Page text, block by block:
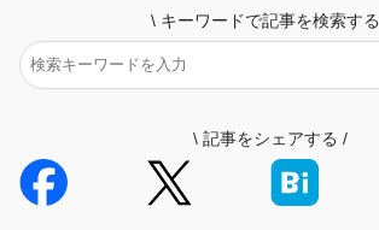
\ キーワードで記事を検索する
\ 記事をシェアする /